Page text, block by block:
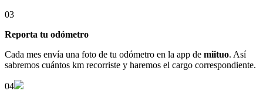
03
Reporta tu odómetro
Cada mes envía una foto de tu odómetro en la app de miituo. Así
sabremos cuántos km recorriste y haremos el cargo correspondiente.
04